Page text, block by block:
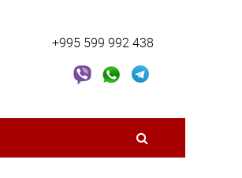
+995 599 992 438